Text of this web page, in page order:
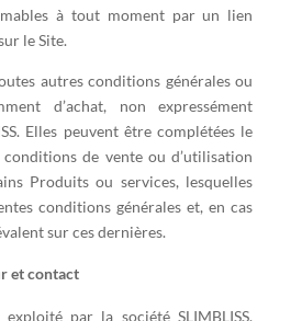
à tout moment par un lien
le Site.
autres conditions générales ou
d’achat, non expressément
Elles peuvent être complétées le
de vente ou d’utilisation
Produits ou services, lesquelles
conditions générales et, en cas
sur ces dernières.
et contact
par la société SLIMBLISS,